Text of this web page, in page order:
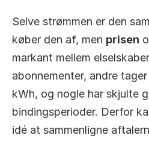
Selve strømmen er den
køber den af, men prisen
markant mellem
abonnementer, andre
kWh, og nogle har skjulte
bindingsperioder. Derfor
idé at sammenligne